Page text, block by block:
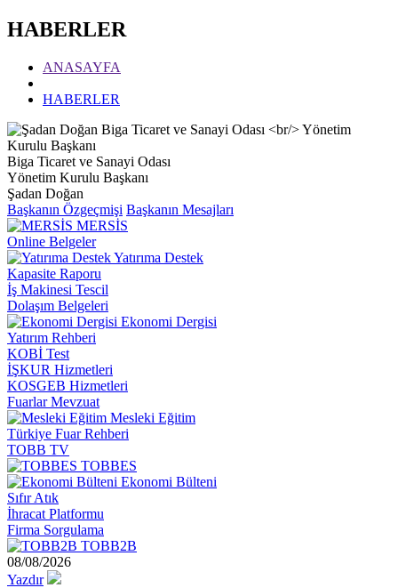
HABERLER
ANASAYFA
HABERLER
Biga Ticaret ve Sanayi Odası
Yönetim Kurulu Başkanı
Şadan Doğan
Başkanın Özgeçmişi Başkanın Mesajları
MERSİS
Online Belgeler
Yatırıma Destek
Kapasite Raporu
İş Makinesi Tescil
Dolaşım Belgeleri
Ekonomi Dergisi
Yatırım Rehberi
KOBİ Test
İŞKUR Hizmetleri
KOSGEB Hizmetleri
Fuarlar Mevzuat
Mesleki Eğitim
Türkiye Fuar Rehberi
TOBB TV
TOBBES
Ekonomi Bülteni
Sıfır Atık
İhracat Platformu
Firma Sorgulama
TOBB2B
08/08/2026
Yazdır